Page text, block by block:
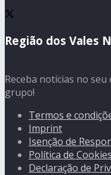
Região dos Vales
Receba notícias no
grupo!
Termos e
Imprint
Isenção de
Política de Cookies
Declaração de